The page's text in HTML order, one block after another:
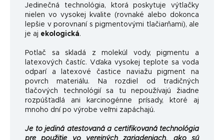
Jedinečná technológia, ktorá poskytuje výtlačky
nielen vo vysokej kvalite (rovnaké alebo dokonca
lepšie v porovnaní s pigmentovými tlačiarňami), ale
je aj ekologická.
Potlač sa skladá z molekúl vody, pigmentu a
latexových častíc. Vďaka vysokej teplote sa voda
odparí a latexové častice naviažu pigment na
povrch materiálu. Na rozdiel od tradičných
tlačových technológií sa tu nepoužívajú žiadne
rozpúšťadlá ani karcinogénne prísady, ktoré aj
mnoho dní po výrobe veľmi zapáchajú.
Je to jediná atestovaná a certifikovaná technológia
pre použitie vo verejných zariadeniach, ako sú